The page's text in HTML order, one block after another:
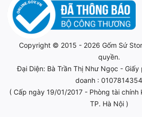
Copyright © 2015 - 2026 Gốm Sứ
quyền.
Đại Diện: Bà Trần Thị Như Ngọc -
doanh : 0107814354
( Cấp ngày 19/01/2017 - Phòng tài chính
TP. Hà Nội )